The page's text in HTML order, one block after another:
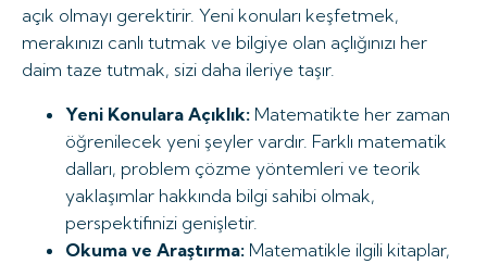
açık olmayı gerektirir. Yeni konuları keşfetmek,
merakınızı canlı tutmak ve bilgiye olan açlığınızı her
daim taze tutmak, sizi daha ileriye taşır.
Yeni Konulara Açıklık: Matematikte her zaman
öğrenilecek yeni şeyler vardır. Farklı matematik
dalları, problem çözme yöntemleri ve teorik
yaklaşımlar hakkında bilgi sahibi olmak,
perspektifinizi genişletir.
Okuma ve Araştırma: Matematikle ilgili kitaplar,